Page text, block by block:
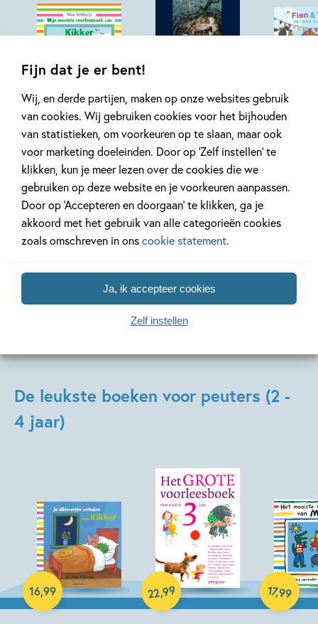
Fijn dat je er bent!
Wij, en derde partijen, maken op onze websites gebruik
van cookies. Wij gebruiken cookies voor het bijhouden
van statistieken, om voorkeuren op te slaan, maar ook
voor marketing doeleinden. Door op ‘Zelf instellen’ te
klikken, kun je meer lezen over de cookies die we
gebruiken op deze website en je voorkeuren aanpassen.
Door op ‘Accepteren en doorgaan’ te klikken, ga je
akkoord met het gebruik van alle categorieën cookies
zoals omschreven in onscookie statement.
Ja, ik accepteer cookies
Zelf instellen
Kikker – Mijn
mooiste
voorleesboek
van Kikker
Max Velthuijs
17 99
Hardcover
Sprookjesboek
van De Efteling
Anton Pieck
29,99
Fien &
Het
7,99
De leukste boeken voor peuters (2 -
4 jaar)
16,99
Hardcover 22,99
Hardcover
17,99
Hardcover